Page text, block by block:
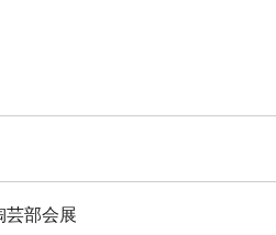
芸部会展